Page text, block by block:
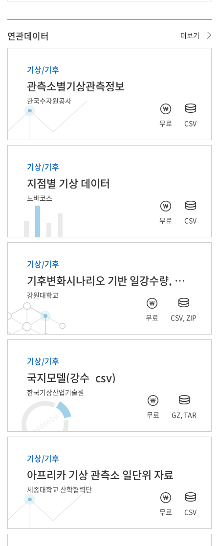
데이터 준비중입니다.
데이터 준비중입니다.
연관데이터 더보기
기상/기후
관측소별기상관측정보
한국수자원공사
무료 CSV
기상/기후
지점별 기상 데이터
노바코스
무료 CSV
기상/기후
기후변화시나리오 기반 일강수량, 일기온 데이터
강원대학교
무료 CSV, ZIP
기상/기후
국지모델(강수_csv)
한국기상산업기술원
무료 GZ, TAR
기상/기후
아프리카 기상 관측소 일단위 자료
세종대학교 산학협력단
무료 CSV